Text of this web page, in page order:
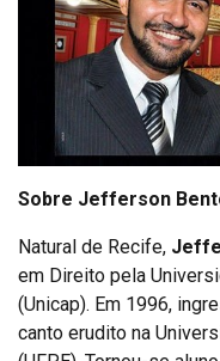
Sobre Jefferson
Natural de Recife,
em Direito pela
(Unicap). Em 1996,
canto erudito na